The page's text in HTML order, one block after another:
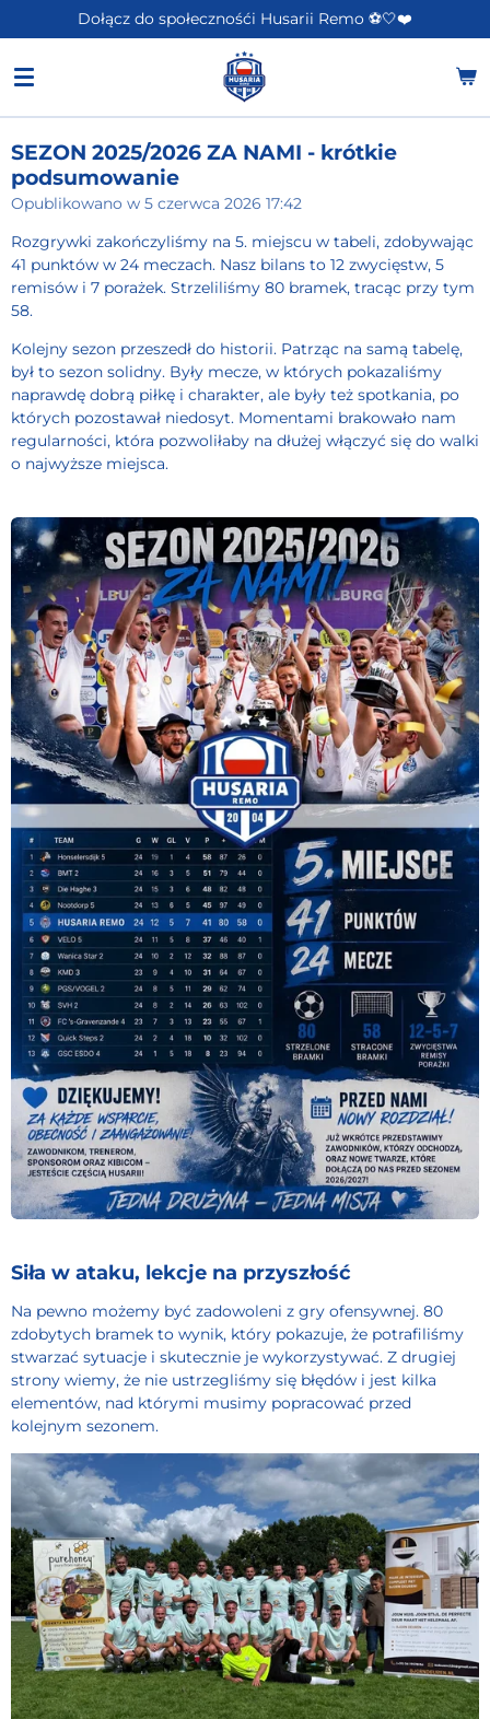
do
głównej
treści
Dołącz do społecznośći Husarii Remo ⚽️🤍❤️
SEZON 2025/2026 ZA NAMI - krótkie
podsumowanie
Opublikowano w 5 czerwca 2026 17:42
Rozgrywki zakończyliśmy na 5. miejscu w tabeli, zdobywając
41 punktów w 24 meczach. Nasz bilans to 12 zwycięstw, 5
remisów i 7 porażek. Strzeliliśmy 80 bramek, tracąc przy tym
58.
Kolejny sezon przeszedł do historii. Patrząc na samą tabelę,
był to sezon solidny. Były mecze, w których pokazaliśmy
naprawdę dobrą piłkę i charakter, ale były też spotkania, po
których pozostawał niedosyt. Momentami brakowało nam
regularności, która pozwoliłaby na dłużej włączyć się do walki
o najwyższe miejsca.
Siła w ataku, lekcje na przyszłość
Na pewno możemy być zadowoleni z gry ofensywnej. 80
zdobytych bramek to wynik, który pokazuje, że potrafiliśmy
stwarzać sytuacje i skutecznie je wykorzystywać. Z drugiej
strony wiemy, że nie ustrzegliśmy się błędów i jest kilka
elementów, nad którymi musimy popracować przed
kolejnym sezonem.